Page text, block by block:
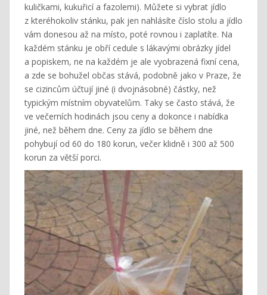
kuličkami, kukuřicí a fazolemi). Můžete si vybrat jídlo
z kteréhokoliv stánku, pak jen nahlásíte číslo stolu a jídlo
vám donesou až na místo, poté rovnou i zaplatíte. Na
každém stánku je obří cedule s lákavými obrázky jídel
a popiskem, ne na každém je ale vyobrazená fixní cena,
a zde se bohužel občas stává, podobně jako v Praze, že
se cizincům účtují jiné (i dvojnásobné) částky, než
typickým místním obyvatelům. Taky se často stává, že
ve večerních hodinách jsou ceny a dokonce i nabídka
jiné, než během dne. Ceny za jídlo se během dne
pohybují od 60 do 180 korun, večer klidně i 300 až 500
korun za větší porci.